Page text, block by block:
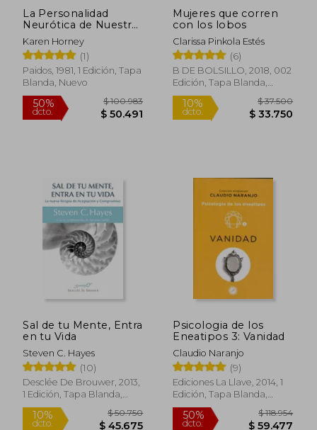
La Personalidad
Neurótica de Nuestro
Tiempo
Karen Horney
(1)
Paidos, 1981, 1 Edición, Tapa
Blanda, Nuevo
50%
dcto.
$ 100.983
$ 50.491
Mujeres que corren
con los lobos
Clarissa Pinkola Estés
(6)
B DE BOLSILLO, 2018, 002
Edición, Tapa Blanda,
Nuevo
10%
dcto.
Rápido
Sal de tu Mente, Entra
en tu Vida
Steven C. Hayes
(10)
Desclée De Brouwer, 2013,
1 Edición, Tapa Blanda,
Nuevo
Psicologia de los
Eneatipos 3: Vanidad
Claudio Naranjo
(9)
Ediciones La Llave, 2014, 1
Edición, Tapa Blanda,
Nuevo